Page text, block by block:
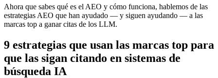
Ahora que sabes qué es el AEO y cómo funciona, hablemos de las
estrategias AEO que han ayudado — y siguen ayudando — a las
marcas top a ganar citas de los LLM.
9 estrategias que usan las marcas top para
que las sigan citando en sistemas de
búsqueda IA